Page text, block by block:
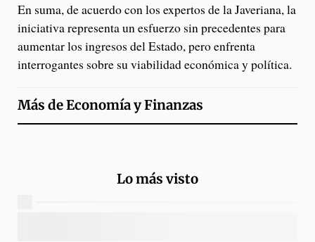
En suma, de acuerdo con los expertos de la Javeriana, la
iniciativa representa un esfuerzo sin precedentes para
aumentar los ingresos del Estado, pero enfrenta
interrogantes sobre su viabilidad económica y política.
Más deEconomía y Finanzas
Lo más visto